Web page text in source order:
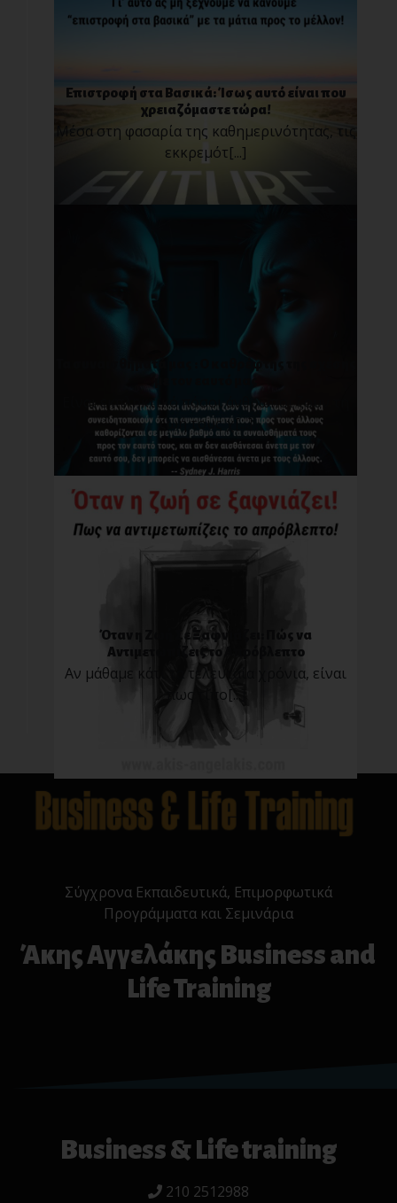
Επιστροφή στα Βασικά: Ίσως αυτό είναι που
χρειαζόμαστε τώρα!
Μέσα στη φασαρία της καθημερινότητας, τις
εκκρεμότ[...]
Τα συναισθήματά μας : O καθρέφτης της σχέσης
Είναι εκπληκτικό πόσοι άνθρωποι ζουν τη
ζωή τους χ[...]
Όταν η Ζωή Σε Ξαφνιάζει: Πώς να
Αντιμετωπίζεις το Απρόβλεπτο
Αν μάθαμε κάτι τα τελευταία χρόνια, είναι
πως τίπο[...]
Σύγχρονα Εκπαιδευτικά, Επιμορφωτικά
Προγράμματα και Σεμινάρια
Άκης Αγγελάκης Business and
Life Training
Business & Life training
210 2512988